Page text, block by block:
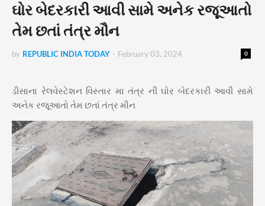
ઘોર બેદરકારી આવી સામે અનેક રજૂઆતો
તેમ છતાં તંત્ર મૌન
by REPUBLIC INDIA TODAY 0
- February 03, 2024
ડીસાના રેલવેસ્ટેશન વિસ્તાર મા તંત્ર ની ઘોર બેદરકારી આવી સામે
અનેક રજૂઆતો તેમ છતાં તંત્ર મૌન